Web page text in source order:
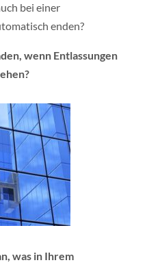
bei einer
enden?
wenn Entlassungen
was in Ihrem